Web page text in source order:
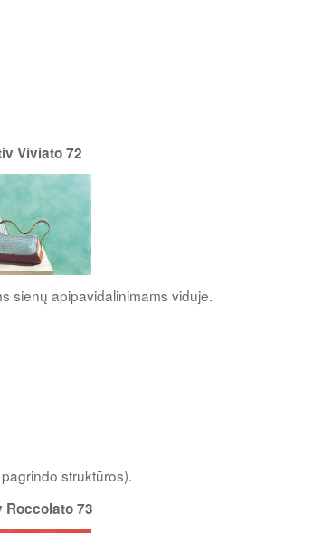
Viviato 72
sienų apipavidalinimams viduje.
struktūros).
Roccolato 73